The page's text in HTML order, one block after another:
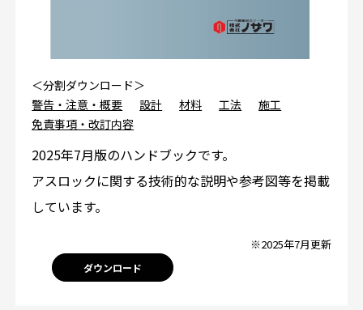
＜分割ダウンロード＞
警告・注意・概要
設計 材料 工法
施工
免責事項・改訂内容
2025年7月版のハンドブックです。
アスロックに関する技術的な説明や参考図等を掲載
しています。
※2025年7月更新
ダウンロード